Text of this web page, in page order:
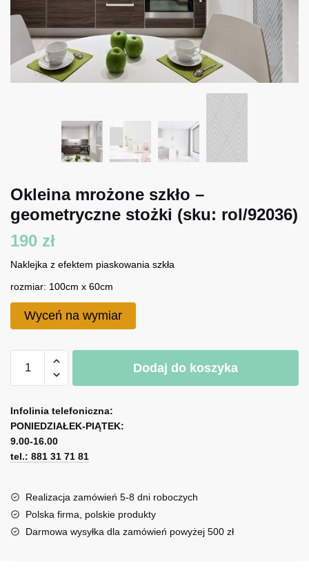
Okleina mrożone szkło –
geometryczne stożki (sku: rol/92036)
190 zł
Naklejka z efektem piaskowania szkła
rozmiar: 100cm x 60cm
Wyceń na wymiar
Okleina
szkło
-
geometryczne
stożki
Dodaj do koszyka
Infolinia telefoniczna:
PONIEDZIAŁEK-PIĄTEK:
9.00-16.00
tel.: 881 31 71 81
Realizacja zamówień 5-8 dni roboczych
Polska firma, polskie produkty
Darmowa wysyłka dla zamówień powyżej 500 zł